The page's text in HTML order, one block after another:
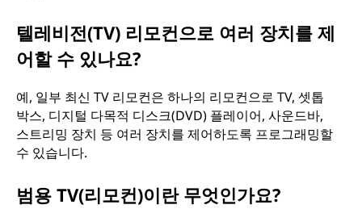
텔레비전(TV) 리모컨으로 여러 장치를 제
어할 수 있나요?
예, 일부 최신 TV 리모컨은 하나의 리모컨으로 TV, 셋톱
박스, 디지털 다목적 디스크(DVD) 플레이어, 사운드바,
스트리밍 장치 등 여러 장치를 제어하도록 프로그래밍할
수 있습니다.
범용 TV(리모컨)이란 무엇인가요?